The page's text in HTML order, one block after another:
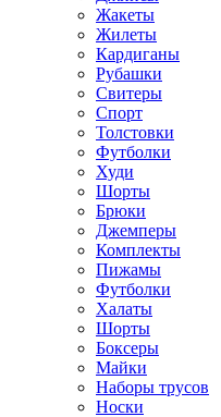
Жакеты
Жилеты
Кардиганы
Рубашки
Свитеры
Спорт
Толстовки
Футболки
Худи
Шорты
Брюки
Джемперы
Комплекты
Пижамы
Футболки
Халаты
Шорты
Боксеры
Майки
Наборы трусов
Носки